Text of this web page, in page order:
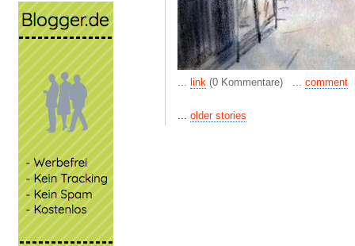
... link (0 Kommentare) ... comment
... older stories